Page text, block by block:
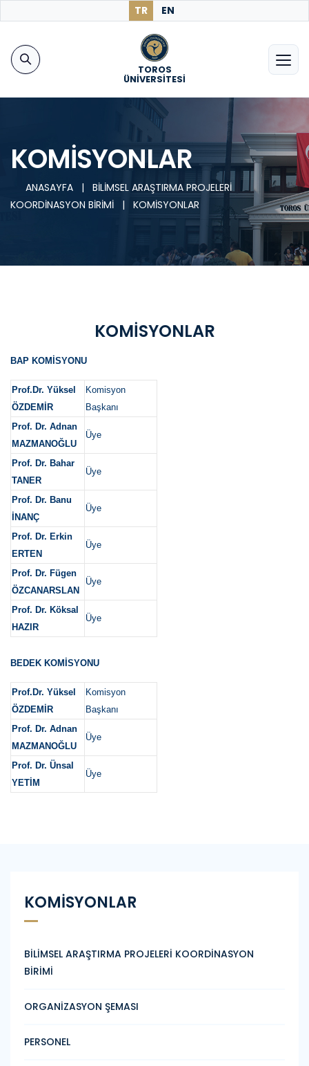
TR EN
TOROS
ÜNİVERSİTESİ
KOMİSYONLAR
ANASAYFA |
BİLİMSEL ARAŞTIRMA PROJELERİ
KOORDİNASYON BİRİMİ
| KOMİSYONLAR
KOMİSYONLAR
BAP KOMİSYONU
Prof.Dr. Yüksel
ÖZDEMİR
Komisyon
Başkanı
Prof. Dr. Adnan
MAZMANOĞLU
Üye
Prof. Dr. Bahar
TANER
Üye
Prof. Dr. Banu
İNANÇ
Üye
Prof. Dr. Erkin
ERTEN
Üye
Prof. Dr. Fügen
ÖZCANARSLAN
Üye
Prof. Dr. Köksal
HAZIR
Üye
BEDEK KOMİSYONU
Prof.Dr. Yüksel
ÖZDEMİR
Komisyon
Başkanı
Prof. Dr. Adnan
MAZMANOĞLU
Üye
Prof. Dr. Ünsal
YETİM
Üye
KOMİSYONLAR
BİLİMSEL ARAŞTIRMA PROJELERİ KOORDİNASYON
BİRİMİ
ORGANİZASYON ŞEMASI
PERSONEL